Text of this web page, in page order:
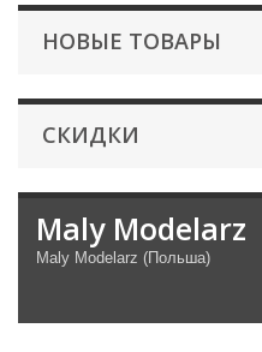
НОВЫЕ ТОВАРЫ
СКИДКИ
Maly Modelarz
Maly Modelarz (Польша)